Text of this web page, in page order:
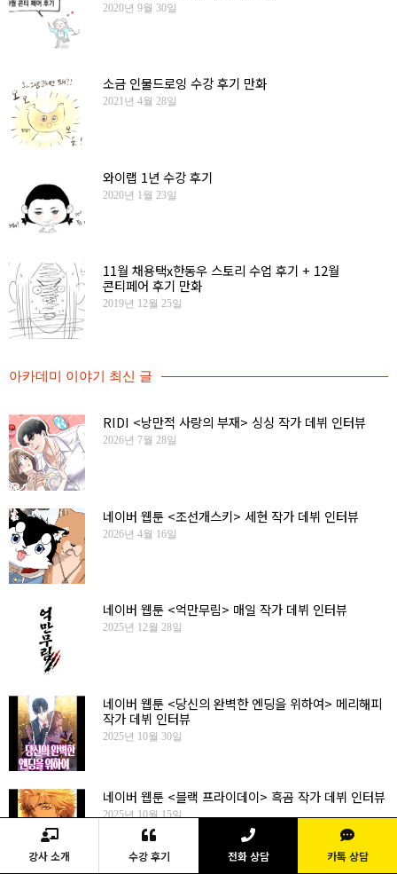
2020년 9월 30일
소금 인물드로잉 수강 후기 만화
2021년 4월 28일
와이랩 1년 수강 후기
2020년 1월 23일
11월 채용택x한동우 스토리 수업 후기 + 12월
콘티페어 후기 만화
2019년 12월 25일
아카데미 이야기 최신 글
RIDI <낭만적 사랑의 부재> 싱싱 작가 데뷔 인터뷰
2026년 7월 28일
네이버 웹툰 <조선개스키> 세현 작가 데뷔 인터뷰
2026년 4월 16일
네이버 웹툰 <억만무림> 매일 작가 데뷔 인터뷰
2025년 12월 28일
네이버 웹툰 <당신의 완벽한 엔딩을 위하여> 메리해피
작가 데뷔 인터뷰
2025년 10월 30일
네이버 웹툰 <블랙 프라이데이> 흑곰 작가 데뷔 인터뷰
2025년 10월 15일
강사 소개 수강 후기 전화 상담 카톡 상담